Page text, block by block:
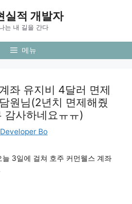
실적 개발자
는 내 길을 간다
메뉴
좌 유지비 4달러 면제
원님(2년치 면제해줬
감사하네요ㅠㅠ)
Developer Bo
3일에 걸쳐 호주 커먼웰스 계좌